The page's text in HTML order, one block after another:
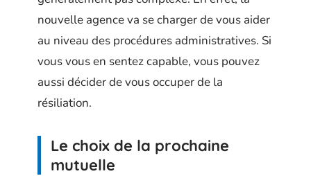
nouvelle agence va se charger de vous aider
au niveau des procédures administratives. Si
vous vous en sentez capable, vous pouvez
aussi décider de vous occuper de la
résiliation.
Le choix de la prochaine
mutuelle